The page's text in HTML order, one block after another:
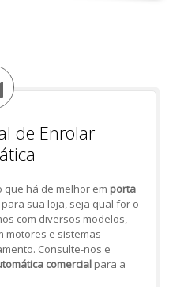
de Enrolar
há de melhor em porta
sua loja, seja qual for o
com diversos modelos,
motores e sistemas
Consulte-nos e
comercialpara a